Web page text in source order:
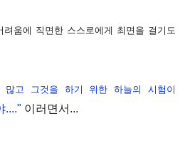
움에 직면한 스스로에게 최면을 걸기도
고 그것을 하기 위한 하늘의 시험이
...." 이러면서...